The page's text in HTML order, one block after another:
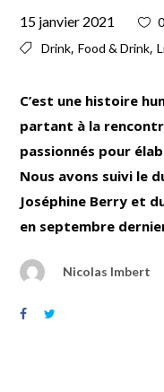
15 janvier 2021 0
Drink,Food & Drink,
C’est une histoire
partant à la
passionnés pour
Nous avons suivi le
Joséphine Berry et
en septembre
Nicolas Imbert